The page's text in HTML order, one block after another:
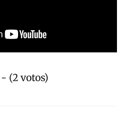
(2 votos)